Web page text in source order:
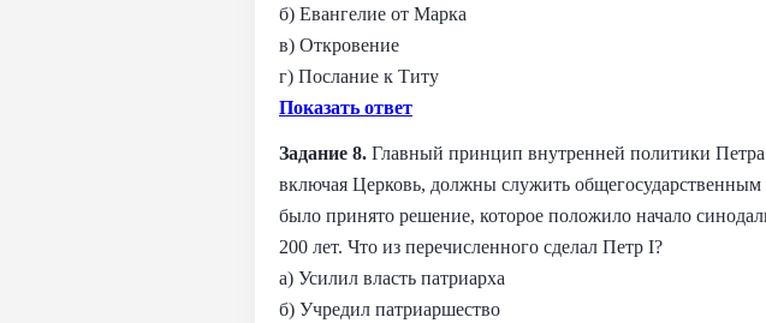
б) Евангелие от Марка
в) Откровение
г) Послание к Титу
Показать ответ
Задание 8. Главный принцип внутренней политики Петра
включая Церковь, должны служить
было принято решение, которое положило начало
200 лет. Что из перечисленного сделал Петр I?
а) Усилил власть патриарха
б) Учредил патриаршество